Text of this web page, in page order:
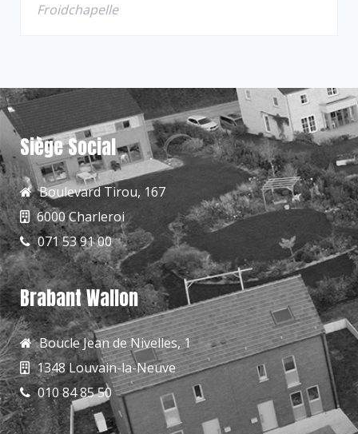
Froidchapelle
Siège Social
Boulevard Tirou, 167
6000 Charleroi
071 53 91 00
Brabant Wallon
Boucle Jean de Nivelles, 1
1348 Louvain-la-Neuve
010 84 85 50